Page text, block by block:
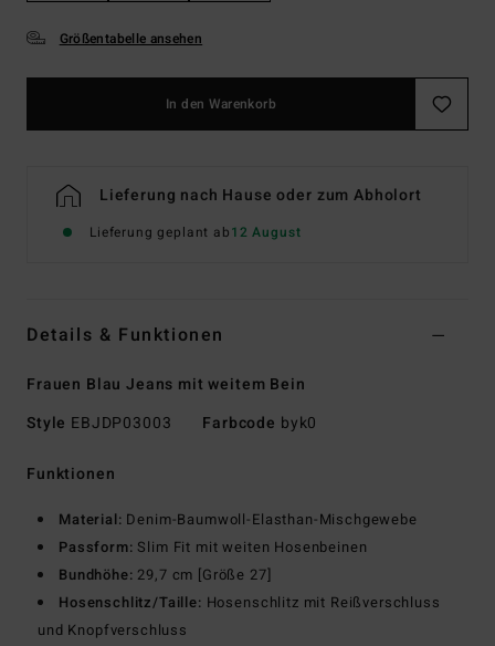
Größentabelle ansehen
In den Warenkorb
Lieferung nach Hause oder zum Abholort
Lieferung geplant ab12 August
Details & Funktionen
Frauen Blau Jeans mit weitem Bein
Style EBJDP03003 Farbcode byk0
Funktionen
Material: Denim-Baumwoll-Elasthan-Mischgewebe
Passform: Slim Fit mit weiten Hosenbeinen
Bundhöhe: 29,7 cm [Größe 27]
Hosenschlitz/Taille: Hosenschlitz mit Reißverschluss
und Knopfverschluss